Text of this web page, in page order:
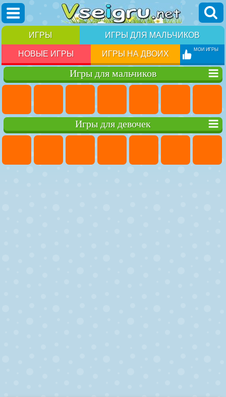
ИГРЫ ИГРЫ ДЛЯ МАЛЬЧИКОВ
НОВЫЕ ИГРЫ ИГРЫ НА ДВОИХ МОИ ИГРЫ
Игры для мальчиков
Игры для девочек